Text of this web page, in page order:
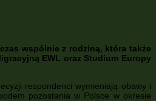
wspólnie z rodziną, która także
EWL oraz Studium Europy
respondenci wymieniają obawy i
pozostania w Polsce w okresie